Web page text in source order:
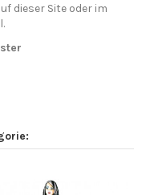
dieser Site oder im